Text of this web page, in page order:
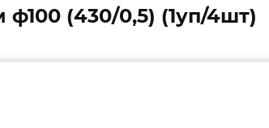
(430/0,5) (1уп/4шт)